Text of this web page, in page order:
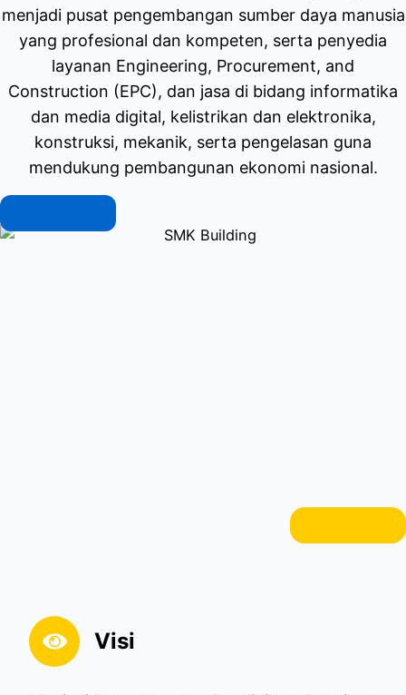
menjadi pusat pengembangan sumber daya manusia
yang profesional dan kompeten, serta penyedia
layanan Engineering, Procurement, and
Construction (EPC), dan jasa di bidang informatika
dan media digital, kelistrikan dan elektronika,
konstruksi, mekanik, serta pengelasan guna
mendukung pembangunan ekonomi nasional.
Visi